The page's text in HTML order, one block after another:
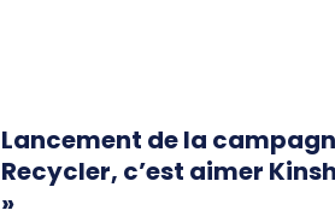
Lancement de la
Recycler, c’est aimer
»